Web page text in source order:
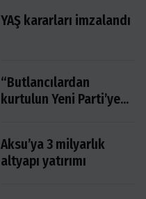
YAŞ kararları imzalandı
“Butlancılardan
kurtulun Yeni Parti’ye
Aksu’ya 3 milyarlık
altyapı yatırımı